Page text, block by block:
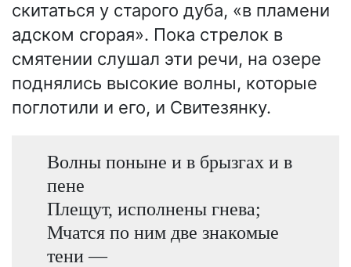
скитаться у старого дуба, «в пламени
адском сгорая». Пока стрелок в
смятении слушал эти речи, на озере
поднялись высокие волны, которые
поглотили и его, и Свитезянку.
Волны поныне и в брызгах и в
пене
Плещут, исполнены гнева;
Мчатся по ним две знакомые
тени —